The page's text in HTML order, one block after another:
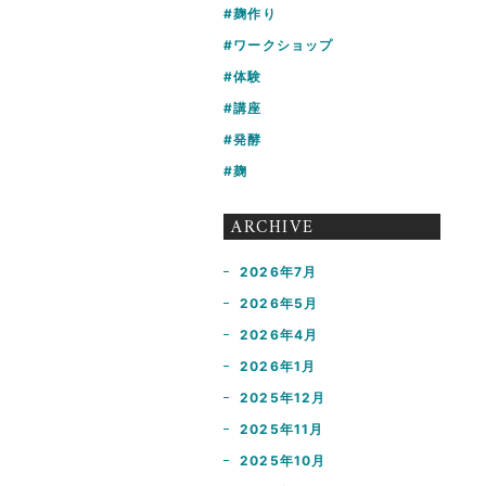
麹作り
ワークショップ
体験
講座
発酵
麹
ARCHIVE
2026年7月
2026年5月
2026年4月
2026年1月
2025年12月
2025年11月
2025年10月